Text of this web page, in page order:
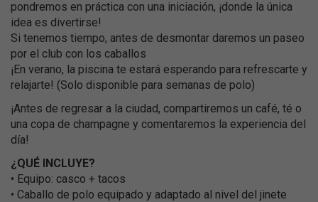
pondremos en práctica con una iniciación, ¡donde la única
idea es divertirse!
Si tenemos tiempo, antes de desmontar daremos un paseo
por el club con los caballos
¡En verano, la piscina te estará esperando para refrescarte y
relajarte! (Solo disponible para semanas de polo)
¡Antes de regresar a la ciudad, compartiremos un café, té o
una copa de champagne y comentaremos la experiencia del
día!
¿QUÉ INCLUYE?
• Equipo: casco + tacos
• Caballo de polo equipado y adaptado al nivel del jinete